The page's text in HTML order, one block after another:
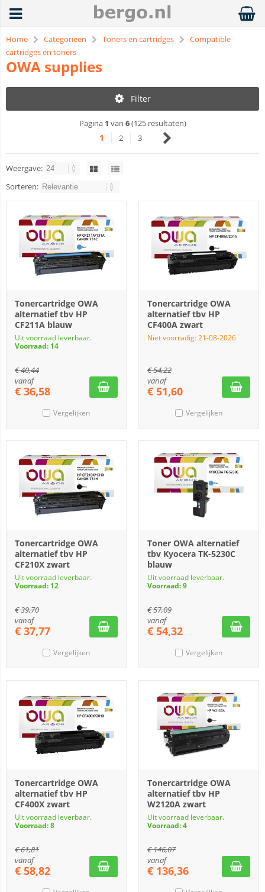
Home Categorieën Toners en cartridges
Compatible
cartridges en toners
OWA supplies
Filter
Pagina 1 van 6(125 resultaten)
1 2 3
Weergave:
Sorteren:
Tonercartridge OWA
alternatief tbv HP
CF211A blauw
Uit voorraad leverbaar.
Voorraad: 14
€40,44
vanaf
€ 36,58
Vergelijken
Tonercartridge OWA
alternatief tbv HP
CF400A zwart
Niet voorradig: 21-08-2026
€54,22
vanaf
€ 51,60
Vergelijken
Tonercartridge OWA
alternatief tbv HP
CF210X zwart
Uit voorraad leverbaar.
Voorraad: 12
€39,70
vanaf
€ 37,77
Vergelijken
Toner OWA alternatief
tbv Kyocera TK-5230C
blauw
Uit voorraad leverbaar.
Voorraad: 9
€57,09
vanaf
€ 54,32
Vergelijken
Tonercartridge OWA
alternatief tbv HP
CF400X zwart
Uit voorraad leverbaar.
Voorraad: 8
€61,81
vanaf
€ 58,82
Tonercartridge OWA
alternatief tbv HP
W2120A zwart
Uit voorraad leverbaar.
Voorraad: 4
€146,07
vanaf
€ 136,36